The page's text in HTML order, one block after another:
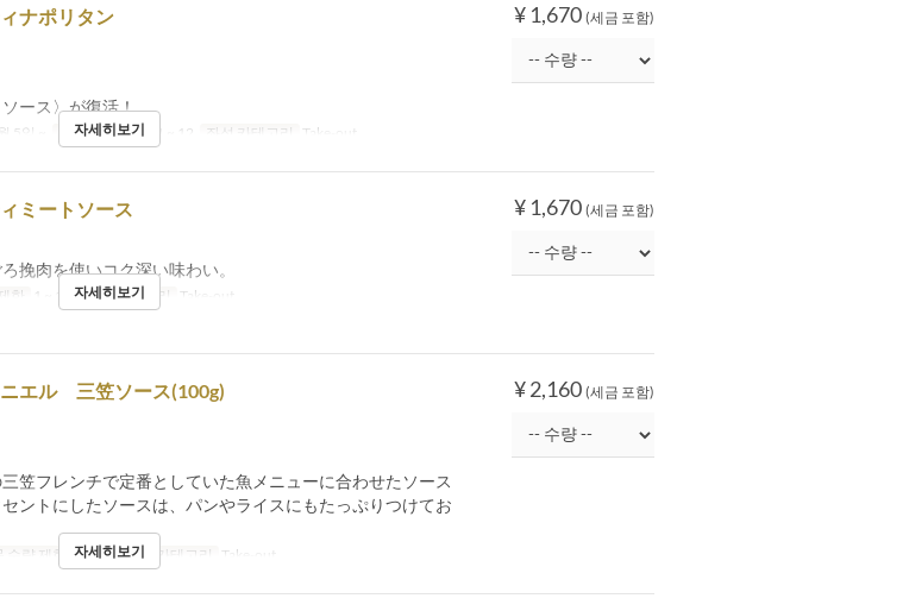
¥ 1,670 (세금 포함)
ナポリタン
ース〉が復活！
5일 ~ 주문 수량 제한 1 ~ 12 좌석 카테고리 Take-out
자세히보기
¥ 1,670 (세금 포함)
ィミートソース
挽肉を使いコク深い味わい。
한 1 ~ 12 좌석 카테고리 Take-out
자세히보기
¥ 2,160 (세금 포함)
ニエル 三笠ソース(100g)
笠フレンチで定番としていた魚メニューに合わせたソース
ントにしたソースは、パンやライスにもたっぷりつけてお
수량 제한 1 ~ 12 좌석 카테고리 Take-out
자세히보기